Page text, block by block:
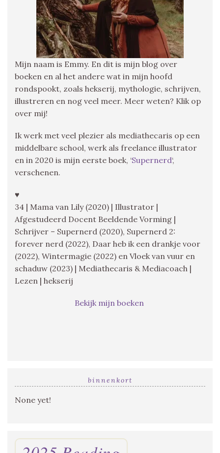
Mijn naam is Emmy. En dit is mijn blog over
boeken en al het andere wat in mijn hoofd
rondspookt, zoals hekserij, mythologie, schrijven,
illustreren en nog veel meer. Meer weten? Klik op
over mij!
Ik werk met veel plezier als mediathecaris op een
middelbare school, werk als freelance illustrator
en in 2020 is mijn eerste boek, ‘Supernerd‘,
verschenen.
♥
34 | Mama van Lily (2020) | Illustrator |
Afgestudeerd Docent Beeldende Vorming |
Schrijver – Supernerd (2020), Supernerd 2:
forever nerd (2022), Daar heb ik een drankje voor
(2022), Wintermagie (2022) en Vloek van vuur en
schaduw (2023) | Mediathecaris & Mediacoach |
Lezen | hekserij
Bekijk mijn boeken
binnenkort
None yet!